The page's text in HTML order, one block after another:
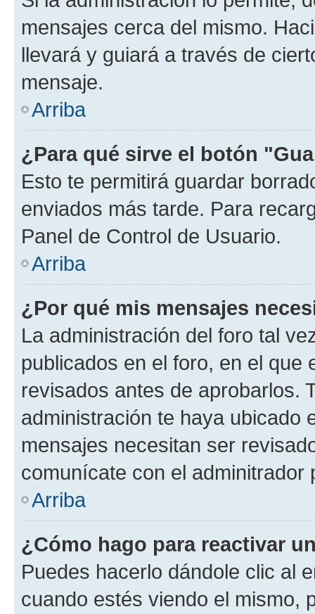
mensajes cerca del mismo.
llevará y guiará a través de
mensaje.
Arriba
¿Para qué sirve el botón
Esto te permitirá guardar
enviados más tarde. Para
Panel de Control de Usuario.
Arriba
¿Por qué mis mensajes
La administración del foro tal
publicados en el foro, en el
revisados antes de aprobarlos.
administración te haya ubicado
mensajes necesitan ser
comunícate con el
Arriba
¿Cómo hago para reactivar
Puedes hacerlo dándole clic al
cuando estés viendo el mismo,